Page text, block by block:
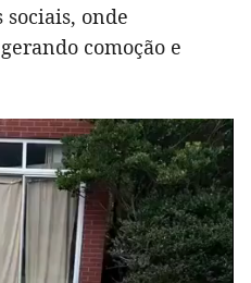
onde
comoção e